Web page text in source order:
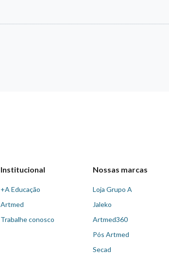
Institucional
+A Educação
Artmed
Trabalhe conosco
Nossas marcas
Loja Grupo A
Jaleko
Artmed360
Pós Artmed
Secad